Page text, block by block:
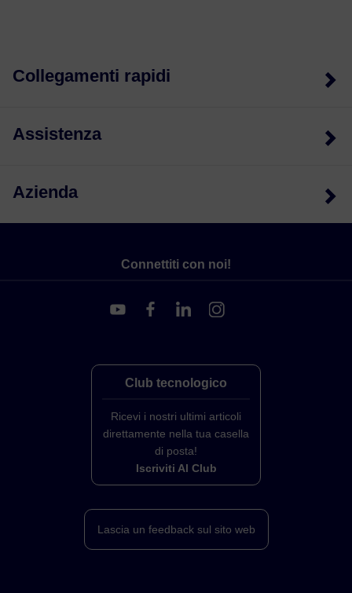
Collegamenti rapidi
Assistenza
Azienda
Connettiti con noi!
Club tecnologico
Ricevi i nostri ultimi articoli
direttamente nella tua casella
di posta!
Iscriviti Al Club
Lascia un feedback sul sito web